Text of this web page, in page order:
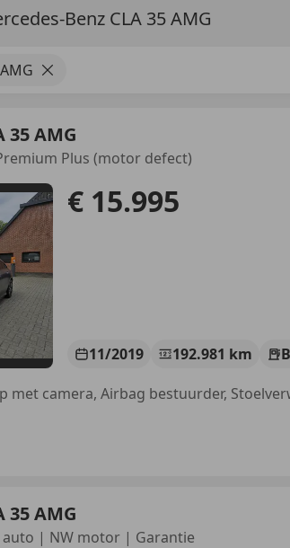
Benz CLA 35 AMG
35 AMG
Plus (motor defect)
€ 15.995
11/2019 192.981 km
35 AMG
auto | NW motor | Garantie